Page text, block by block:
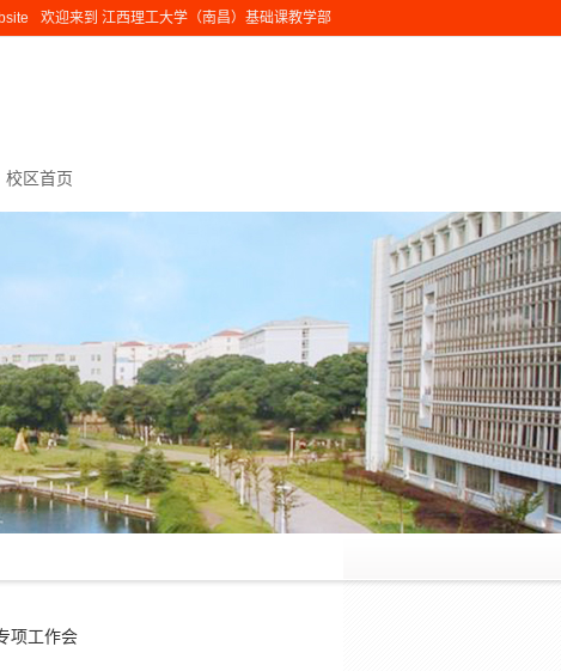
欢迎来到 江西理工大学（南昌）基础课教学部
校区首页
项工作会